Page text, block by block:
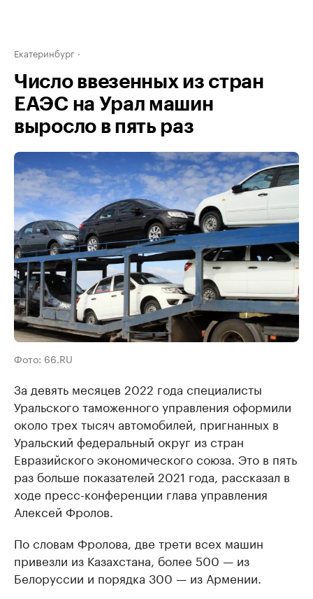
Екатеринбург
Число ввезенных из стран
ЕАЭС на Урал машин
выросло в пять раз
Фото: 66.RU
За девять месяцев 2022 года специалисты
Уральского таможенного управления оформили
около трех тысяч автомобилей, пригнанных в
Уральский федеральный округ из стран
Евразийского экономического союза. Это в пять
раз больше показателей 2021 года, рассказал в
ходе пресс-конференции глава управления
Алексей Фролов.
По словам Фролова, две трети всех машин
привезли из Казахстана, более 500 — из
Белоруссии и порядка 300 — из Армении.